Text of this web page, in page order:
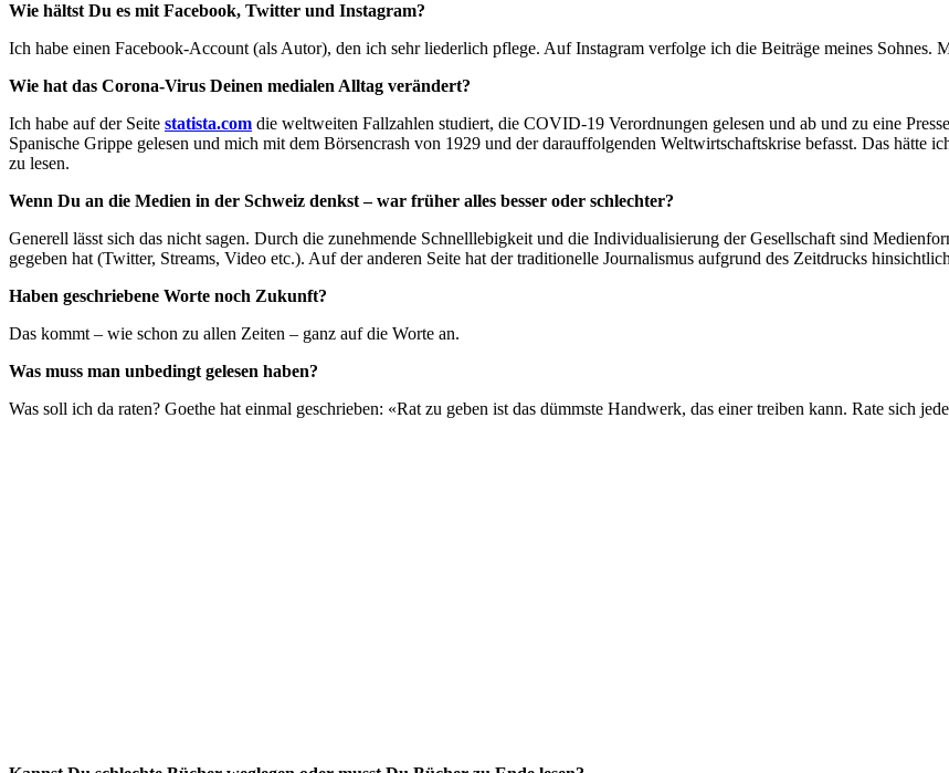
Wie hältst Du es mit Facebook, Twitter und Instagram?
Ich habe einen Facebook-Account (als Autor), den ich sehr liederlich pflege. Auf Instagram verfolge ich die Beiträge meines Sohnes.
Wie hat das Corona-Virus Deinen medialen Alltag verändert?
Ich habe auf der Seite statista.com die weltweiten Fallzahlen studiert, die COVID-19 Verordnungen gelesen und ab und zu eine
Spanische Grippe gelesen und mich mit dem Börsencrash von 1929 und der darauffolgenden Weltwirtschaftskrise befasst. Das
zu lesen.
Wenn Du an die Medien in der Schweiz denkst – war früher alles besser oder schlechter?
Generell lässt sich das nicht sagen. Durch die zunehmende Schnelllebigkeit und die Individualisierung der Gesellschaft sind
gegeben hat (Twitter, Streams, Video etc.). Auf der anderen Seite hat der traditionelle Journalismus aufgrund des Zeitdrucks
Haben geschriebene Worte noch Zukunft?
Das kommt – wie schon zu allen Zeiten – ganz auf die Worte an.
Was muss man unbedingt gelesen haben?
Was soll ich da raten? Goethe hat einmal geschrieben: «Rat zu geben ist das dümmste Handwerk, das einer treiben kann. Rate sich